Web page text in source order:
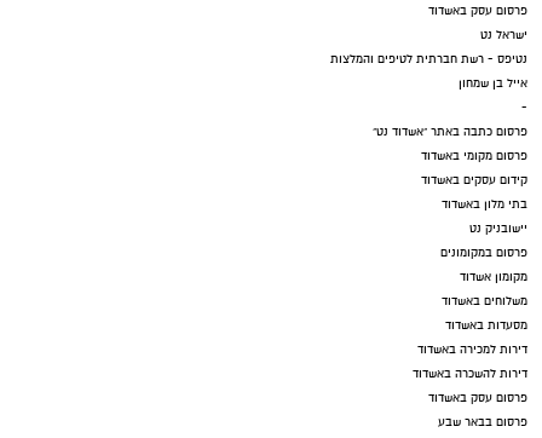
פרסום עסק באשדוד
ישראל נט
נטיפס - רשת חברתית לטיפים והמלצות
אייל בן שמחון
-
פרסום כתבה באתר "אשדוד נט"
פרסום מקומי באשדוד
קידום עסקים באשדוד
בתי מלון באשדוד
יישובניק נט
פרסום במקומונים
מקומון אשדוד
משלוחים באשדוד
מסעדות באשדוד
דירות למכירה באשדוד
דירות להשכרה באשדוד
פרסום עסק באשדוד
פרסום בבאר שבע